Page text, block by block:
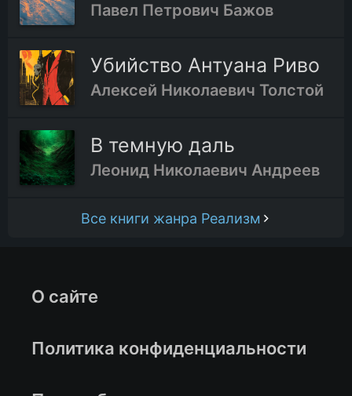
Павел Петрович Бажов
Убийство Антуана Риво
Алексей Николаевич Толстой
В темную даль
Леонид Николаевич Андреев
Все книги жанра Реализм
О сайте
Политика конфиденциальности